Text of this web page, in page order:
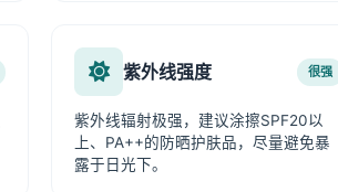
紫外线强度 很强
紫外线辐射极强，建议涂擦SPF20以
上、PA++的防晒护肤品，尽量避免暴
露于日光下。